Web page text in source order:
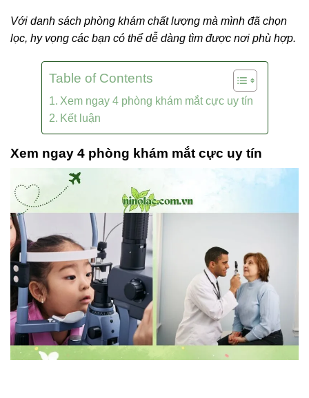
Với danh sách phòng khám chất lượng mà mình đã chọn
lọc, hy vọng các bạn có thể dễ dàng tìm được nơi phù hợp.
Table of Contents
Xem ngay 4 phòng khám mắt cực uy tín
Kết luận
Xem ngay 4 phòng khám mắt cực uy tín